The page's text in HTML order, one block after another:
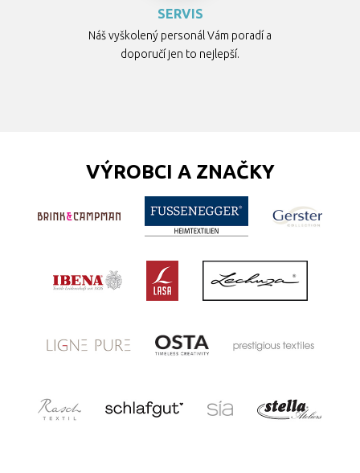
SERVIS
Náš vyškolený personál Vám poradí a
doporučí jen to nejlepší.
VÝROBCI A ZNAČKY